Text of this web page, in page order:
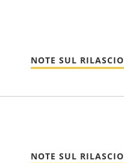
NOTE SUL RILASCIO
NOTE SUL RILASCIO